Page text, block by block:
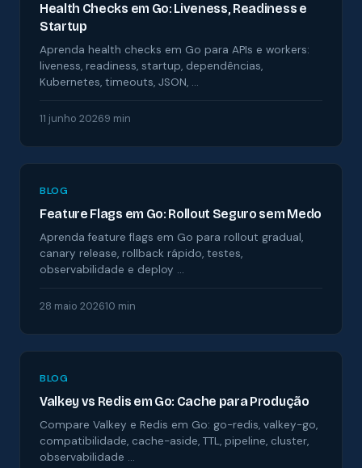
Health Checks em Go: Liveness, Readiness e
Startup
Aprenda health checks em Go para APIs e workers:
liveness, readiness, startup, dependências,
Kubernetes, timeouts, JSON, …
11 junho 20269 min
BLOG
Feature Flags em Go: Rollout Seguro sem Medo
Aprenda feature flags em Go para rollout gradual,
canary release, rollback rápido, testes,
observabilidade e deploy …
28 maio 202610 min
BLOG
Valkey vs Redis em Go: Cache para Produção
Compare Valkey e Redis em Go: go-redis, valkey-go,
compatibilidade, cache-aside, TTL, pipeline, cluster,
observabilidade …